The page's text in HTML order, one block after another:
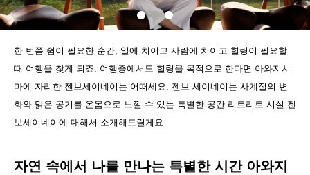
한 번쯤 쉼이 필요한 순간, 일에 치이고 사람에 치이고 힐링이 필요할
때 여행을 찾게 되죠. 여행중에서도 힐링을 목적으로 한다면 아와지시
마에 자리한 젠보세이네이는 어떠세요. 젠보 세이네이는 사계절의 변
화와 맑은 공기를 온몸으로 느낄 수 있는 특별한 공간 리트리트 시설 젠
보세이네이에 대해서 소개해드릴게요.
자연 속에서 나를 만나는 특별한 시간 아와지